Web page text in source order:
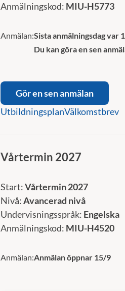
Anmälningskod: MIU-H5773
Anmälan:Sista anmälningsdag var
Du kan göra en sen
Gör en sen anmälan
UtbildningsplanVälkomstbrev
Vårtermin 2027
Start:Vårtermin 2027
Nivå:Avancerad nivå
Undervisningsspråk: Engelska
Anmälningskod: MIU-H4520
Anmälan:Anmälan öppnar 15/9